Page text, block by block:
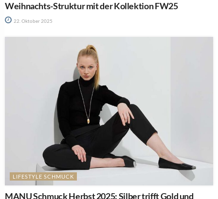
Weihnachts-Struktur mit der Kollektion FW25
22. Oktober 2025
LIFESTYLE SCHMUCK
MANU Schmuck Herbst 2025: Silber trifft Gold und